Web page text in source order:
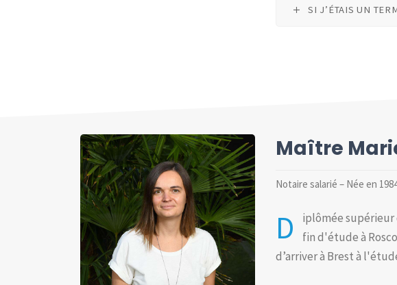
SI J’ÉTAIS UN
Maître
Notaire salarié – Née en
D
iplômée supérieur
fin d'étude à
d’arriver à Brest à